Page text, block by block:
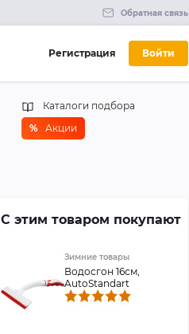
Обратная связь
Регистрация Войти
Каталоги подбора
% Акции
С этим товаром покупают
Зимние товары
Водосгон 16см,
AutoStandart